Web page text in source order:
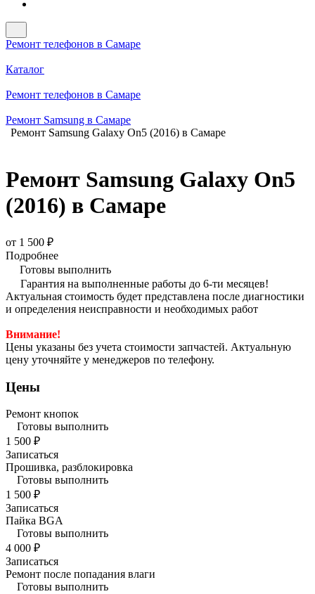
Ремонт телефонов в Самаре
Каталог
Ремонт телефонов в Самаре
Ремонт Samsung в Самаре
Ремонт Samsung Galaxy On5 (2016) в Самаре
Ремонт Samsung Galaxy On5
(2016) в Самаре
от 1 500 ₽
Подробнее
Готовы выполнить
Гарантия на выполненные работы до 6-ти месяцев!
Актуальная стоимость будет представлена после диагностики
и определения неисправности и необходимых работ
Внимание!
Цены указаны без учета стоимости запчастей. Актуальную
цену уточняйте у менеджеров по телефону.
Цены
Ремонт кнопок
Готовы выполнить
1 500 ₽
Записаться
Прошивка, разблокировка
Готовы выполнить
1 500 ₽
Записаться
Пайка BGA
Готовы выполнить
4 000 ₽
Записаться
Ремонт после попадания влаги
Готовы выполнить